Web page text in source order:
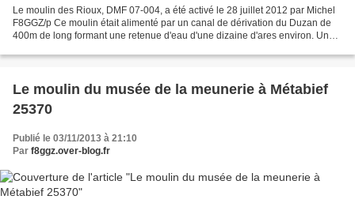
Le moulin des Rioux, DMF 07-004, a été activé le 28 juillet 2012 par Michel
F8GGZ/p Ce moulin était alimenté par un canal de dérivation du Duzan de
400m de long formant une retenue d'eau d'une dizaine d'ares environ. Une
Le moulin du musée de la meunerie à Métabief
25370
Publié le 03/11/2013 à 21:10
Par f8ggz.over-blog.fr